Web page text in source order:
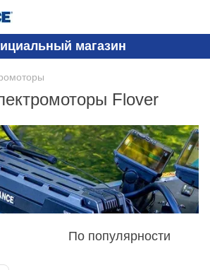
магазин
Flover
По популярности